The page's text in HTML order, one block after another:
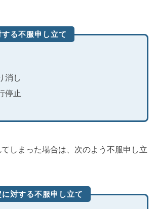
る不服申し立て
消し
停止
しまった場合は、次のよう不服申し立
対する不服申し立て